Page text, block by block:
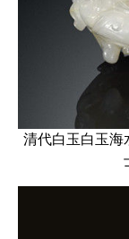
清代白玉白玉海